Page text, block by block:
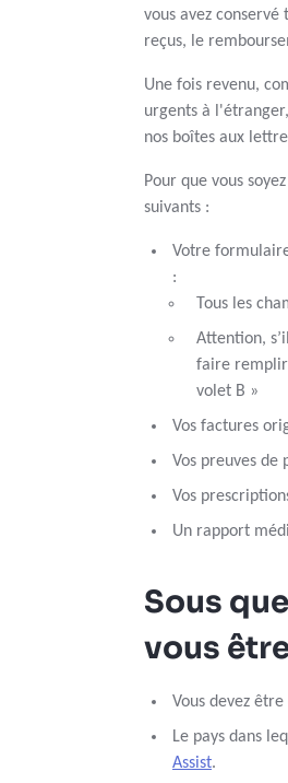
vous avez conservé
reçus, le
Une fois revenu,
urgents à
nos boîtes aux
Pour que vous
suivants :
Votre
:
Tous les
Attention,
faire remplir
volet B »
Vos factures
Vos preuves de
Vos
Un rapport
Sous
vous
Vous devez
Le pays dans
Assist.